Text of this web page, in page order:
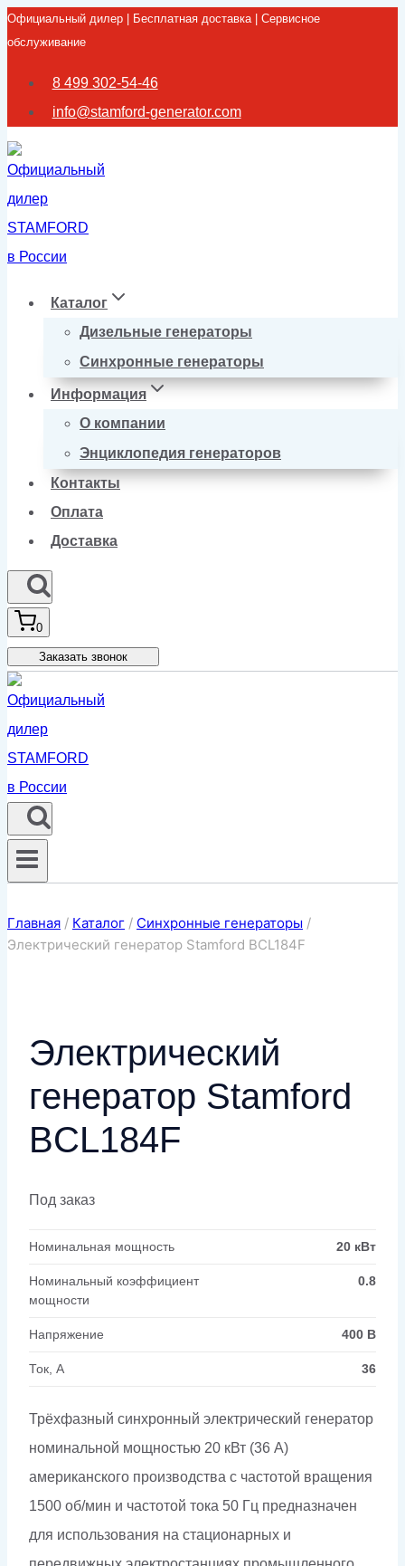
Перейти
к
содержимому
Официальный дилер | Бесплатная доставка | Сервисное
обслуживание
8 499 302-54-46
info@stamford-generator.com
Каталог
Дизельные генераторы
Синхронные генераторы
Информация
О компании
Энциклопедия генераторов
Контакты
Оплата
Доставка
0
Заказать звонок
Главная / Каталог / Синхронные генераторы /
Электрический генератор Stamford BCL184F
Электрический
генератор Stamford
BCL184F
Под заказ
Номинальная мощность 20 кВт
Номинальный коэффициент
мощности
0.8
Напряжение 400 В
Ток, А 36
Трёхфазный синхронный электрический генератор
номинальной мощностью 20 кВт (36 А)
американского производства с частотой вращения
1500 об/мин и частотой тока 50 Гц предназначен
для использования на стационарных и